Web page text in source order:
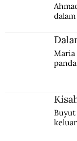
Jules
Maria
Buyut